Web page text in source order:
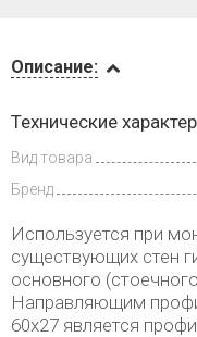
и оплата
Описание:
Технические
Вид товара
Бренд
Используется при
существующих стен
основного
Направляющим
60х27 является